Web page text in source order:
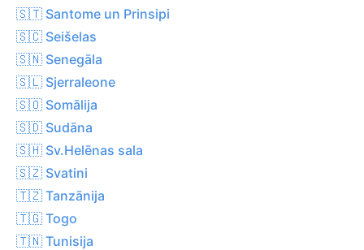
🇸🇹 Santome un Prinsipi
🇸🇨 Seišelas
🇸🇳 Senegāla
🇸🇱 Sjerraleone
🇸🇴 Somālija
🇸🇩 Sudāna
🇸🇭 Sv.Helēnas sala
🇸🇿 Svatini
🇹🇿 Tanzānija
🇹🇬 Togo
🇹🇳 Tunisija